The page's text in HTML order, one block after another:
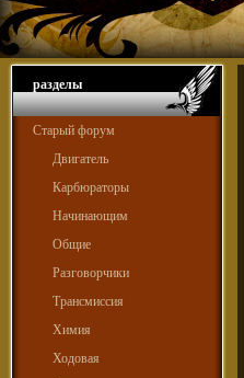
разделы
Старый форум
Двигатель
Карбюраторы
Начинающим
Общие
Разговорчики
Трансмиссия
Химия
Ходовая